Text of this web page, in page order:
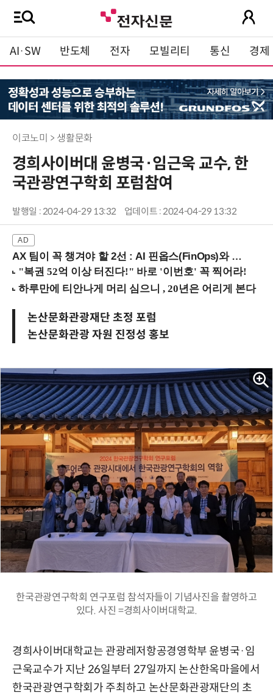
AI·SW 반도체 전자 모빌리티 통신 경제
이코노미 > 생활문화
경희사이버대 윤병국·임근욱 교수, 한
국관광연구학회 포럼참여
발행일 : 2024-04-29 13:32 업데이트 : 2024-04-29 13:32
AX 팀이 꼭 챙겨야 할 2선 : AI 핀옵스(FinOps)와 토큰 거버넌스 (8/21 잠실역)
논산문화관광재단 초정 포럼
논산문화관광 자원 진정성 홍보
한국관광연구학회 연구포럼 참석자들이 기념사진을 촬영하고
있다. 사진 =경희사이버대학교.
경희사이버대학교는 관광레저항공경영학부 윤병국·임
근욱교수가 지난 26일부터 27일까지 논산한옥마을에서
한국관광연구학회가 주최하고 논산문화관광재단의 초